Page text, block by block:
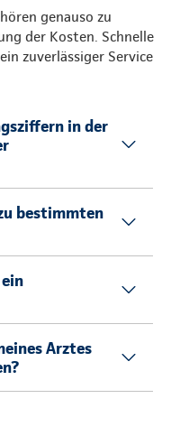
genauso zu
der Kosten. Schnelle
zuverlässiger Service
in der
bestimmten
Arztes